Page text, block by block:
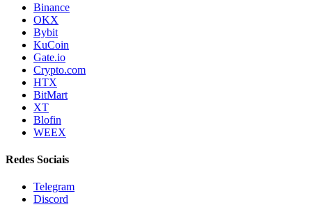
Binance
OKX
Bybit
KuCoin
Gate.io
Crypto.com
HTX
BitMart
XT
Blofin
WEEX
Redes Sociais
Telegram
Discord